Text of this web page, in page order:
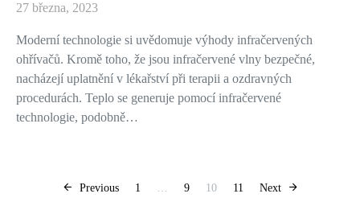
27 března, 2023
Moderní technologie si uvědomuje výhody infračervených
ohřívačů. Kromě toho, že jsou infračervené vlny bezpečné,
nacházejí uplatnění v lékařství při terapii a ozdravných
procedurách. Teplo se generuje pomocí infračervené
technologie, podobně…
Stránkování
Previous 1 … 9 10 11 Next